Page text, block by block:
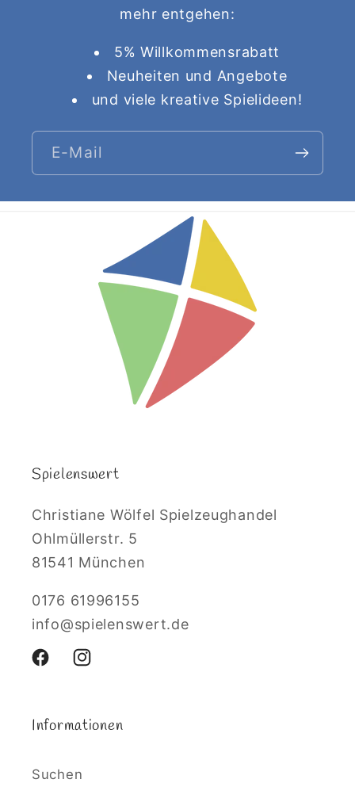
mehr entgehen:
5% Willkommensrabatt
Neuheiten und Angebote
und viele kreative Spielideen!
E-Mail
Spielenswert
Christiane Wölfel Spielzeughandel
Ohlmüllerstr. 5
81541 München
0176 61996155
info@spielenswert.de
FacebookInstagram
Informationen
Suchen